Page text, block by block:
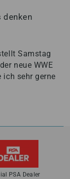
denken
Samstag
neue WWE
ich sehr gerne
PSA Dealer